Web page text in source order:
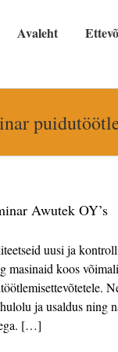
Avaleht
Awutek OY’s
uusi ja
masinaid koos
ja usaldus ning
[…]